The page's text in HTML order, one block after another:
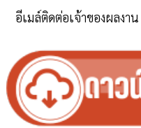
อีเมล์ติดต่อเจ้าของผลงาน